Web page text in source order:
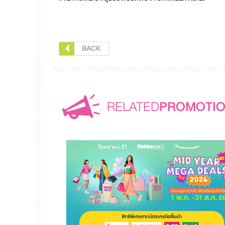
BACK
RELATED